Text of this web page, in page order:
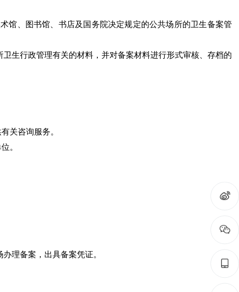
馆、图书馆、书店及国务院决定规定的公共场所的卫生备案管
生行政管理有关的材料，并对备案材料进行形式审核、存档的
关咨询服务。
。
理备案，出具备案凭证。